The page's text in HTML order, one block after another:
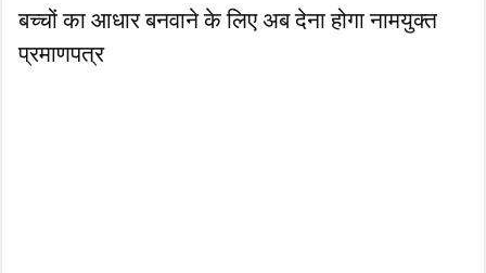
बच्चों का आधार बनवाने के लिए अब देना होगा नामयुक्त
प्रमाणपत्र